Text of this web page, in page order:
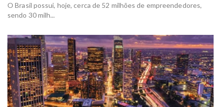
O Brasil possui, hoje, cerca de 52 milhões de empreendedores,
sendo 30 milh...